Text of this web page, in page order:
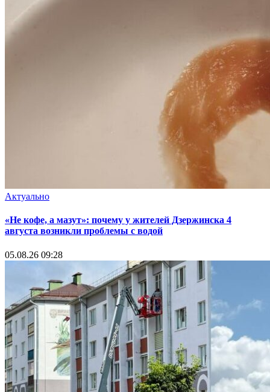
Актуально
«Не кофе, а мазут»: почему у жителей Дзержинска 4
августа возникли проблемы с водой
05.08.26 09:28